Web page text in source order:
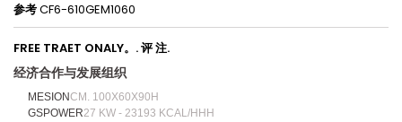
参考CF6-610GEM1060
FREE TRAET ONALY。. 评 注.
经济合作与发展组织
MESIONCM. 100X60X90H
GSPOWER27 KW - 23193 KCAL/HHH